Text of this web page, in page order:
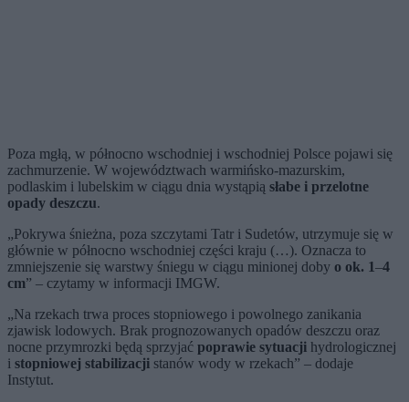
Poza mgłą, w północno wschodniej i wschodniej Polsce pojawi się
zachmurzenie. W województwach warmińsko-mazurskim,
podlaskim i lubelskim w ciągu dnia wystąpią słabe i przelotne
opady deszczu.
„Pokrywa śnieżna, poza szczytami Tatr i Sudetów, utrzymuje się w
głównie w północno wschodniej części kraju (…). Oznacza to
zmniejszenie się warstwy śniegu w ciągu minionej doby o ok. 1–4
cm” – czytamy w informacji IMGW.
„Na rzekach trwa proces stopniowego i powolnego zanikania
zjawisk lodowych. Brak prognozowanych opadów deszczu oraz
nocne przymrozki będą sprzyjać poprawie sytuacji hydrologicznej
i stopniowej stabilizacji stanów wody w rzekach” – dodaje
Instytut.